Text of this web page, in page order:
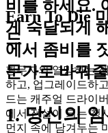
비를 하세요.
게 숙달되게
에서 좀비를
문가로 바꿔
1. 당신의
Earn To Die
드
황무지의 열망하는
하고, 업그레이드하
드는 캐주얼 드라이
에서 전설이 되는 청
먼지 속에 남겨두는